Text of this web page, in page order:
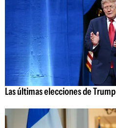
Las últimas elecciones de Trump